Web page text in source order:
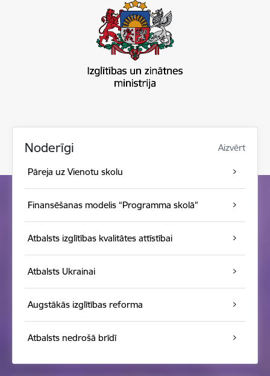
Noderīgi Aizvērt
Pāreja uz Vienotu skolu
Finansēšanas modelis “Programma skolā”
Atbalsts izglītības kvalitātes attīstībai
Atbalsts Ukrainai
Augstākās izglītības reforma
Atbalsts nedrošā brīdī